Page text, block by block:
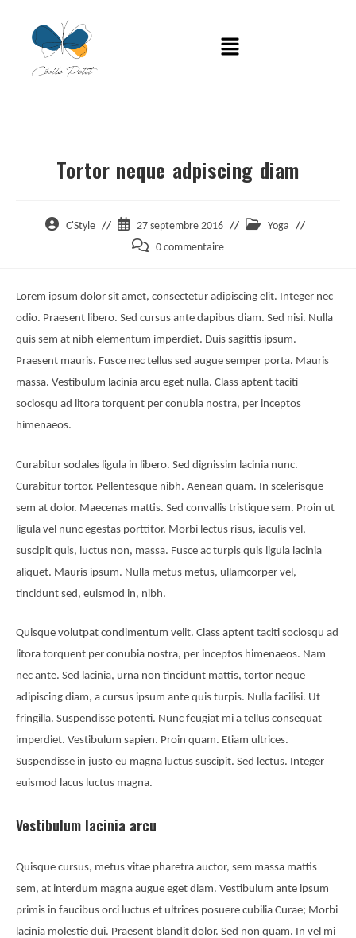
Tortor neque adpiscing diam
C'Style 27 septembre 2016
Yoga
0 commentaire
Lorem ipsum dolor sit amet, consectetur adipiscing elit. Integer nec
odio. Praesent libero. Sed cursus ante dapibus diam. Sed nisi. Nulla
quis sem at nibh elementum imperdiet. Duis sagittis ipsum.
Praesent mauris. Fusce nec tellus sed augue semper porta. Mauris
massa. Vestibulum lacinia arcu eget nulla. Class aptent taciti
sociosqu ad litora torquent per conubia nostra, per inceptos
himenaeos.
Curabitur sodales ligula in libero. Sed dignissim lacinia nunc.
Curabitur tortor. Pellentesque nibh. Aenean quam. In scelerisque
sem at dolor. Maecenas mattis. Sed convallis tristique sem. Proin ut
ligula vel nunc egestas porttitor. Morbi lectus risus, iaculis vel,
suscipit quis, luctus non, massa. Fusce ac turpis quis ligula lacinia
aliquet. Mauris ipsum. Nulla metus metus, ullamcorper vel,
tincidunt sed, euismod in, nibh.
Quisque volutpat condimentum velit. Class aptent taciti sociosqu ad
litora torquent per conubia nostra, per inceptos himenaeos. Nam
nec ante. Sed lacinia, urna non tincidunt mattis, tortor neque
adipiscing diam, a cursus ipsum ante quis turpis. Nulla facilisi. Ut
fringilla. Suspendisse potenti. Nunc feugiat mi a tellus consequat
imperdiet. Vestibulum sapien. Proin quam. Etiam ultrices.
Suspendisse in justo eu magna luctus suscipit. Sed lectus. Integer
euismod lacus luctus magna.
Vestibulum lacinia arcu
Quisque cursus, metus vitae pharetra auctor, sem massa mattis
sem, at interdum magna augue eget diam. Vestibulum ante ipsum
primis in faucibus orci luctus et ultrices posuere cubilia Curae; Morbi
lacinia molestie dui. Praesent blandit dolor. Sed non quam. In vel mi